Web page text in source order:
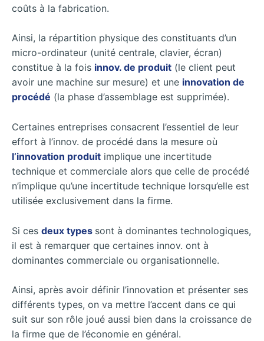
coûts à la fabrication.
Ainsi, la répartition physique des constituants d’un
micro-ordinateur (unité centrale, clavier, écran)
constitue à la fois innov. de produit (le client peut
avoir une machine sur mesure) et une innovation de
procédé (la phase d’assemblage est supprimée).
Certaines entreprises consacrent l’essentiel de leur
effort à l’innov. de procédé dans la mesure où
l’innovation produit implique une incertitude
technique et commerciale alors que celle de procédé
n’implique qu’une incertitude technique lorsqu’elle est
utilisée exclusivement dans la firme.
Si ces deux types sont à dominantes technologiques,
il est à remarquer que certaines innov. ont à
dominantes commerciale ou organisationnelle.
Ainsi, après avoir définir l’innovation et présenter ses
différents types, on va mettre l’accent dans ce qui
suit sur son rôle joué aussi bien dans la croissance de
la firme que de l’économie en général.